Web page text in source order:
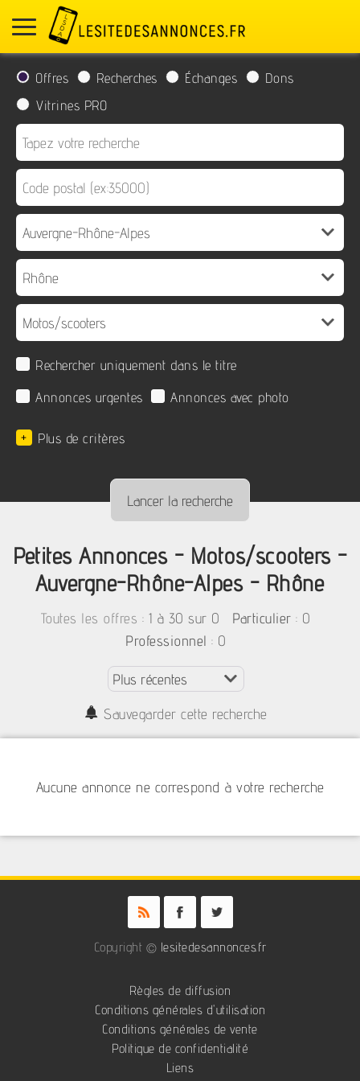
Offres Recherches Échanges
Dons
Vitrines PRO
Rechercher uniquement dans le titre
Annonces urgentes
Annonces avec photo
+ Plus de critères
Petites Annonces - Motos/scooters -
Auvergne-Rhône-Alpes - Rhône
Toutes les offres : 1 à 30 sur 0 Particulier : 0
Professionnel : 0
Sauvegarder cette recherche
Aucune annonce ne correspond à votre recherche
Copyright © lesitedesannonces.fr
Règles de diffusion
Conditions générales d'utilisation
Conditions générales de vente
Politique de confidentialité
Liens